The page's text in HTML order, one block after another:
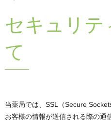
セキュリテ
て
当薬局では、SSL（Secure
お客様の情報が送信される際の通